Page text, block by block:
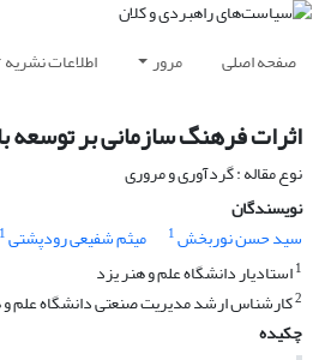
صفحه اصلی مرور اطلاعات نشریه
اثرات فرهنگ سازمانی بر توسعه
نوع مقاله : گردآوری و مروری
نویسندگان
سید حسن نوربخش1 میثم شفیعی رودپشتی1
1استادیار دانشگاه علم و هنر یزد
2کارشناس ارشد مدیریت صنعتی دانشگاه علم و
چکیده